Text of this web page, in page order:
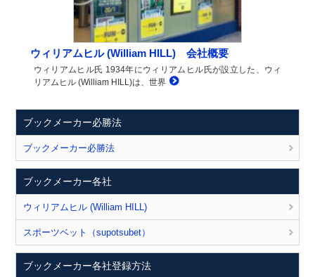
ウィリアムヒル (William HILL) 会社概要
ウィリアムヒル氏 1934年にウィリアムヒル氏が設立した、ウィ
リアムヒル (William HILL)は、世界
ブックメーカー必勝法
ブックメーカー必勝法
ブックメーカー各社
ウィリアムヒル (William HILL)
スポーツベット（supotsubet）
ブックメーカー各社登録方法